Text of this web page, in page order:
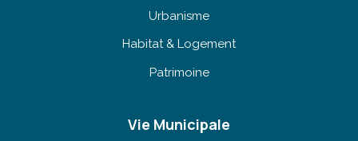
Urbanisme
Habitat & Logement
Patrimoine
Vie Municipale